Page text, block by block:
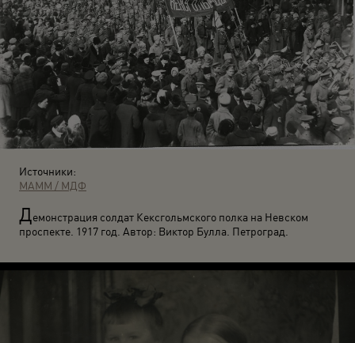
Источники:
МАММ / МДФ
Демонстрация солдат Кексгольмского полка на Невском
проспекте. 1917 год. Автор: Виктор Булла. Петроград.